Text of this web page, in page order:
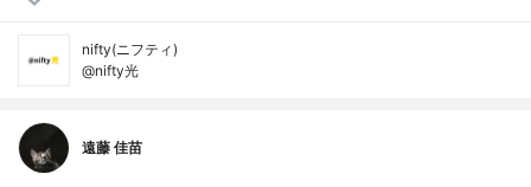
nifty(ニフティ)
@nifty光
遠藤 佳苗